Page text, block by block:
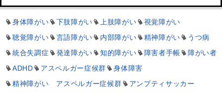
身体障がい 下肢障がい 上肢障がい
視覚障がい
聴覚障がい
言語障がい 内部障がい 精神障がい
うつ病
統合失調症
発達障がい 知的障がい 障害者手帳
障がい者
ADHD
アスペルガー症候群
身体障害
精神障がい アスペルガー症候群
アンプティサッカー